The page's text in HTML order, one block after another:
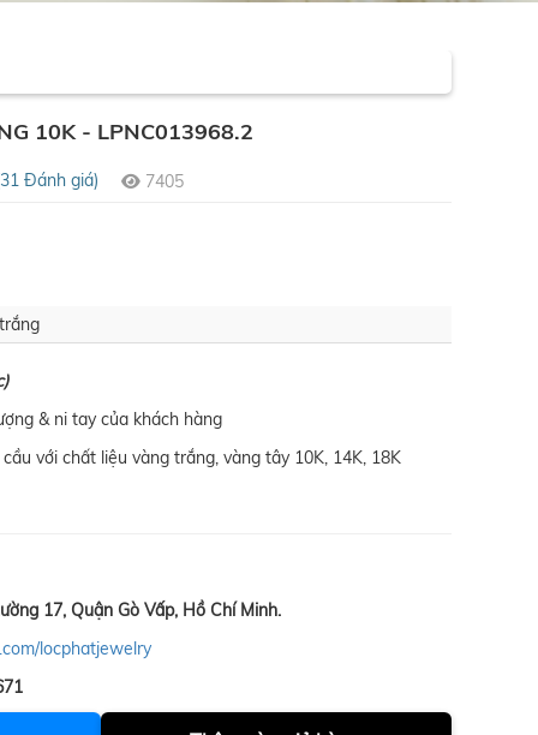
10K - LPNC013968.2
Đánh giá) 7405
& ni tay của khách hàng
với chất liệu vàng trắng, vàng tây 10K, 14K, 18K
17, Quận Gò Vấp, Hồ Chí Minh.
locphatjewelry